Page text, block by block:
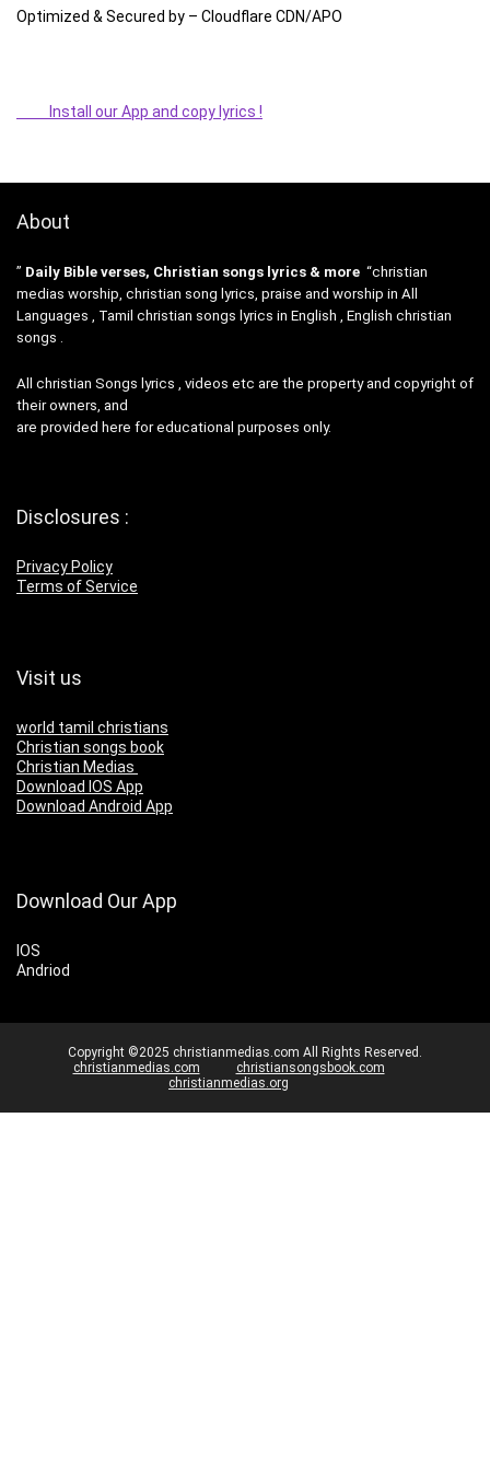
Optimized & Secured by – Cloudflare CDN/APO
Install our App and copy lyrics !
About
” Daily Bible verses, Christian songs lyrics & more “christian
medias worship, christian song lyrics, praise and worship in All
Languages , Tamil christian songs lyrics in English , English christian
songs .
All christian Songs lyrics , videos etc are the property and copyright of
their owners, and
are provided here for educational purposes only.
Disclosures :
Privacy Policy
Terms of Service
Visit us
world tamil christians
Christian songs book
Christian Medias
Download IOS App
Download Android App
Download Our App
IOS
Andriod
Copyright ©2025 christianmedias.com All Rights Reserved.
christianmedias.com
christiansongsbook.com
christianmedias.org